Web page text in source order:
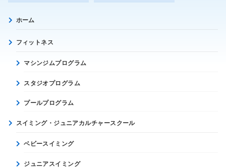
ホーム
フィットネス
マシンジムプログラム
スタジオプログラム
プールプログラム
スイミング・ジュニアカルチャースクール
ベビースイミング
ジュニアスイミング